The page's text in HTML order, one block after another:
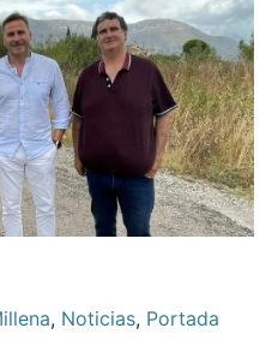
, Noticias, Portada